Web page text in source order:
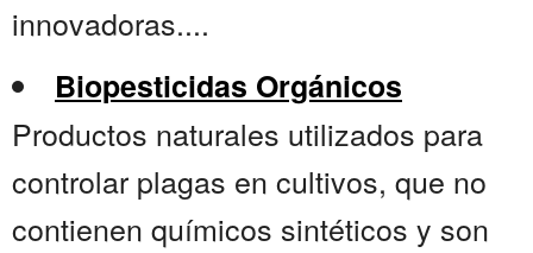
innovadoras....
Biopesticidas Orgánicos
Productos naturales utilizados para
controlar plagas en cultivos, que no
contienen químicos sintéticos y son